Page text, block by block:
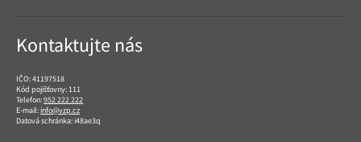
Kontaktujte nás
IČO: 41197518
Kód pojišťovny: 111
Telefon:952 222 222
E-mail:info@vzp.cz
Datová schránka: i48ae3q